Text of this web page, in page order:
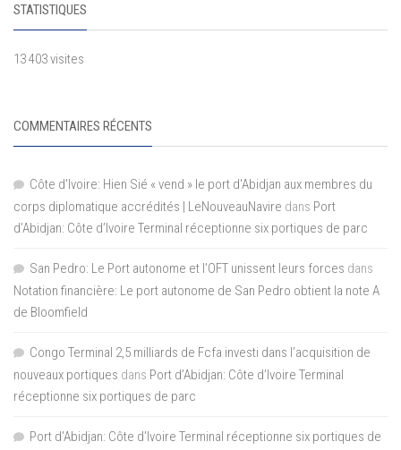
STATISTIQUES
13 403 visites
COMMENTAIRES RÉCENTS
Côte d'Ivoire: Hien Sié « vend » le port d'Abidjan aux membres du
corps diplomatique accrédités | LeNouveauNavire dans Port
d’Abidjan: Côte d’Ivoire Terminal réceptionne six portiques de parc
San Pedro: Le Port autonome et l’OFT unissent leurs forces dans
Notation financière: Le port autonome de San Pedro obtient la note A
de Bloomfield
Congo Terminal 2,5 milliards de Fcfa investi dans l’acquisition de
nouveaux portiques dans Port d’Abidjan: Côte d’Ivoire Terminal
réceptionne six portiques de parc
Port d'Abidjan: Côte d’Ivoire Terminal réceptionne six portiques de